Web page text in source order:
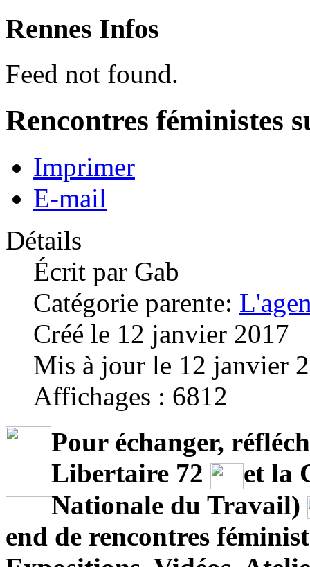
Rennes Infos
Feed not found.
Rencontres féministes
Imprimer
E-mail
Détails
Écrit par Gab
Catégorie parente:
Créé le 12 janvier 2017
Mis à jour le 12 janvier
Affichages : 6812
Pour échanger,
Libertaire 72
et la
Nationale du Travail)
end de rencontres